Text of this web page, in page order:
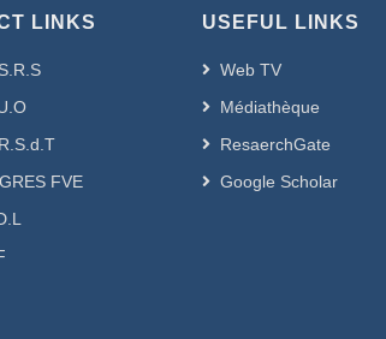
LINKS
FVE
USEFUL LINKS
Web TV
Médiathèque
ResaerchGate
Google Scholar